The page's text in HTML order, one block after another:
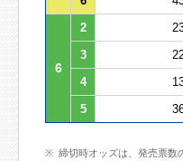
6
2
3
4
5
締切時オッズは、発売票数